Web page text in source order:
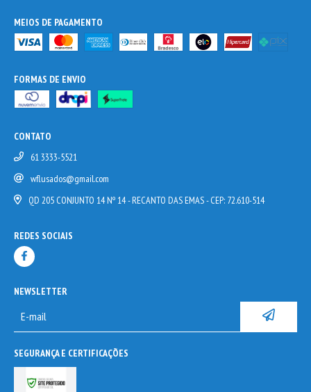
MEIOS DE PAGAMENTO
FORMAS DE ENVIO
CONTATO
61 3333-5521
wflusados@gmail.com
QD 205 CONJUNTO 14 Nº 14 - RECANTO DAS EMAS - CEP: 72.610-514
REDES SOCIAIS
NEWSLETTER
SEGURANÇA E CERTIFICAÇÕES